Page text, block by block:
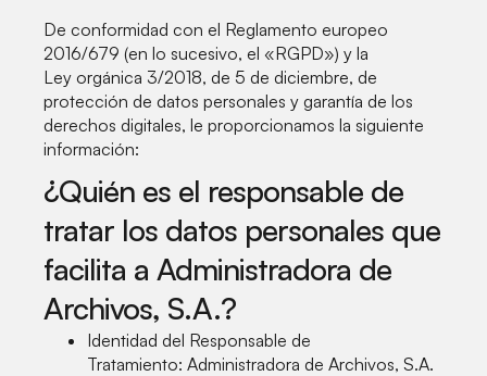
De conformidad con el Reglamento europeo
2016/679 (en lo sucesivo, el «RGPD») y la
Ley orgánica 3/2018, de 5 de diciembre, de
protección de datos personales y garantía de los
derechos digitales, le proporcionamos la siguiente
información:
¿Quién es el responsable de
tratar los datos personales que
facilita a Administradora de
Archivos, S.A.?
Identidad del Responsable de
Tratamiento: Administradora de Archivos, S.A.